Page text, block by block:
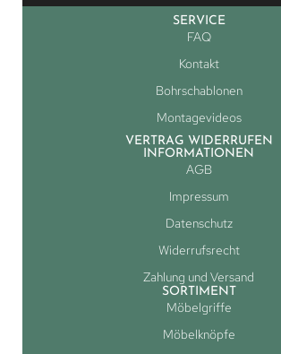
SERVICE
FAQ
Kontakt
Bohrschablonen
Montagevideos
VERTRAG WIDERRUFEN
INFORMATIONEN
AGB
Impressum
Datenschutz
Widerrufsrecht
Zahlung und Versand
SORTIMENT
Möbelgriffe
Möbelknöpfe